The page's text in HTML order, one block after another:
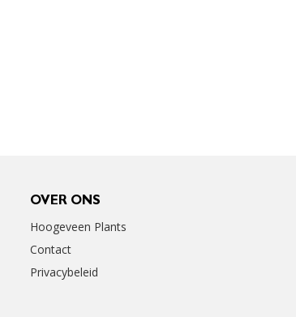
OVER ONS
Hoogeveen Plants
Contact
Privacybeleid